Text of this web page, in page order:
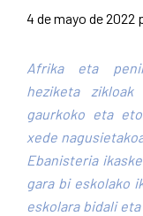
4 de mayo de 2022
Afrika eta
heziketa
gaurkoko eta
xede
Ebanisteria
gara bi eskolako
eskolara bidali